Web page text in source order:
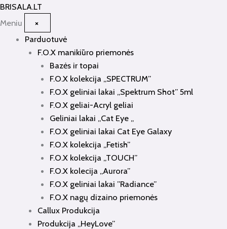
BRISALA.LT
Meniu
×
Parduotuvė
F.O.X manikiūro priemonės
Bazės ir topai
F.O.X kolekcija „SPECTRUM”
F.O.X geliniai lakai „Spektrum Shot” 5ml
F.O.X geliai-Acryl geliai
Geliniai lakai „Cat Eye „
F.O.X geliniai lakai Cat Eye Galaxy
F.O.X kolekcija „Fetish”
F.O.X kolekcija „TOUCH”
F.O.X kolecija „Aurora”
F.O.X geliniai lakai ”Radiance”
F.O.X nagų dizaino priemonės
Callux Produkcija
Produkcija „HeyLove”
Pereiti
prie